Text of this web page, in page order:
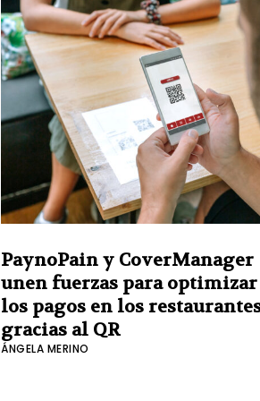
PaynoPain y CoverManager
unen fuerzas para optimizar
los pagos en los
gracias al QR
ÁNGELA MERINO